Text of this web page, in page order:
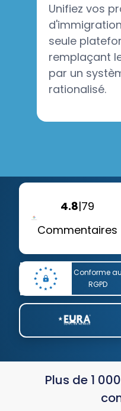
Unifiez vos
seule
remplaçant
par un
rationalisé.
4.8|79
Commentaires
Conforme au
RGPD
Plus de 1